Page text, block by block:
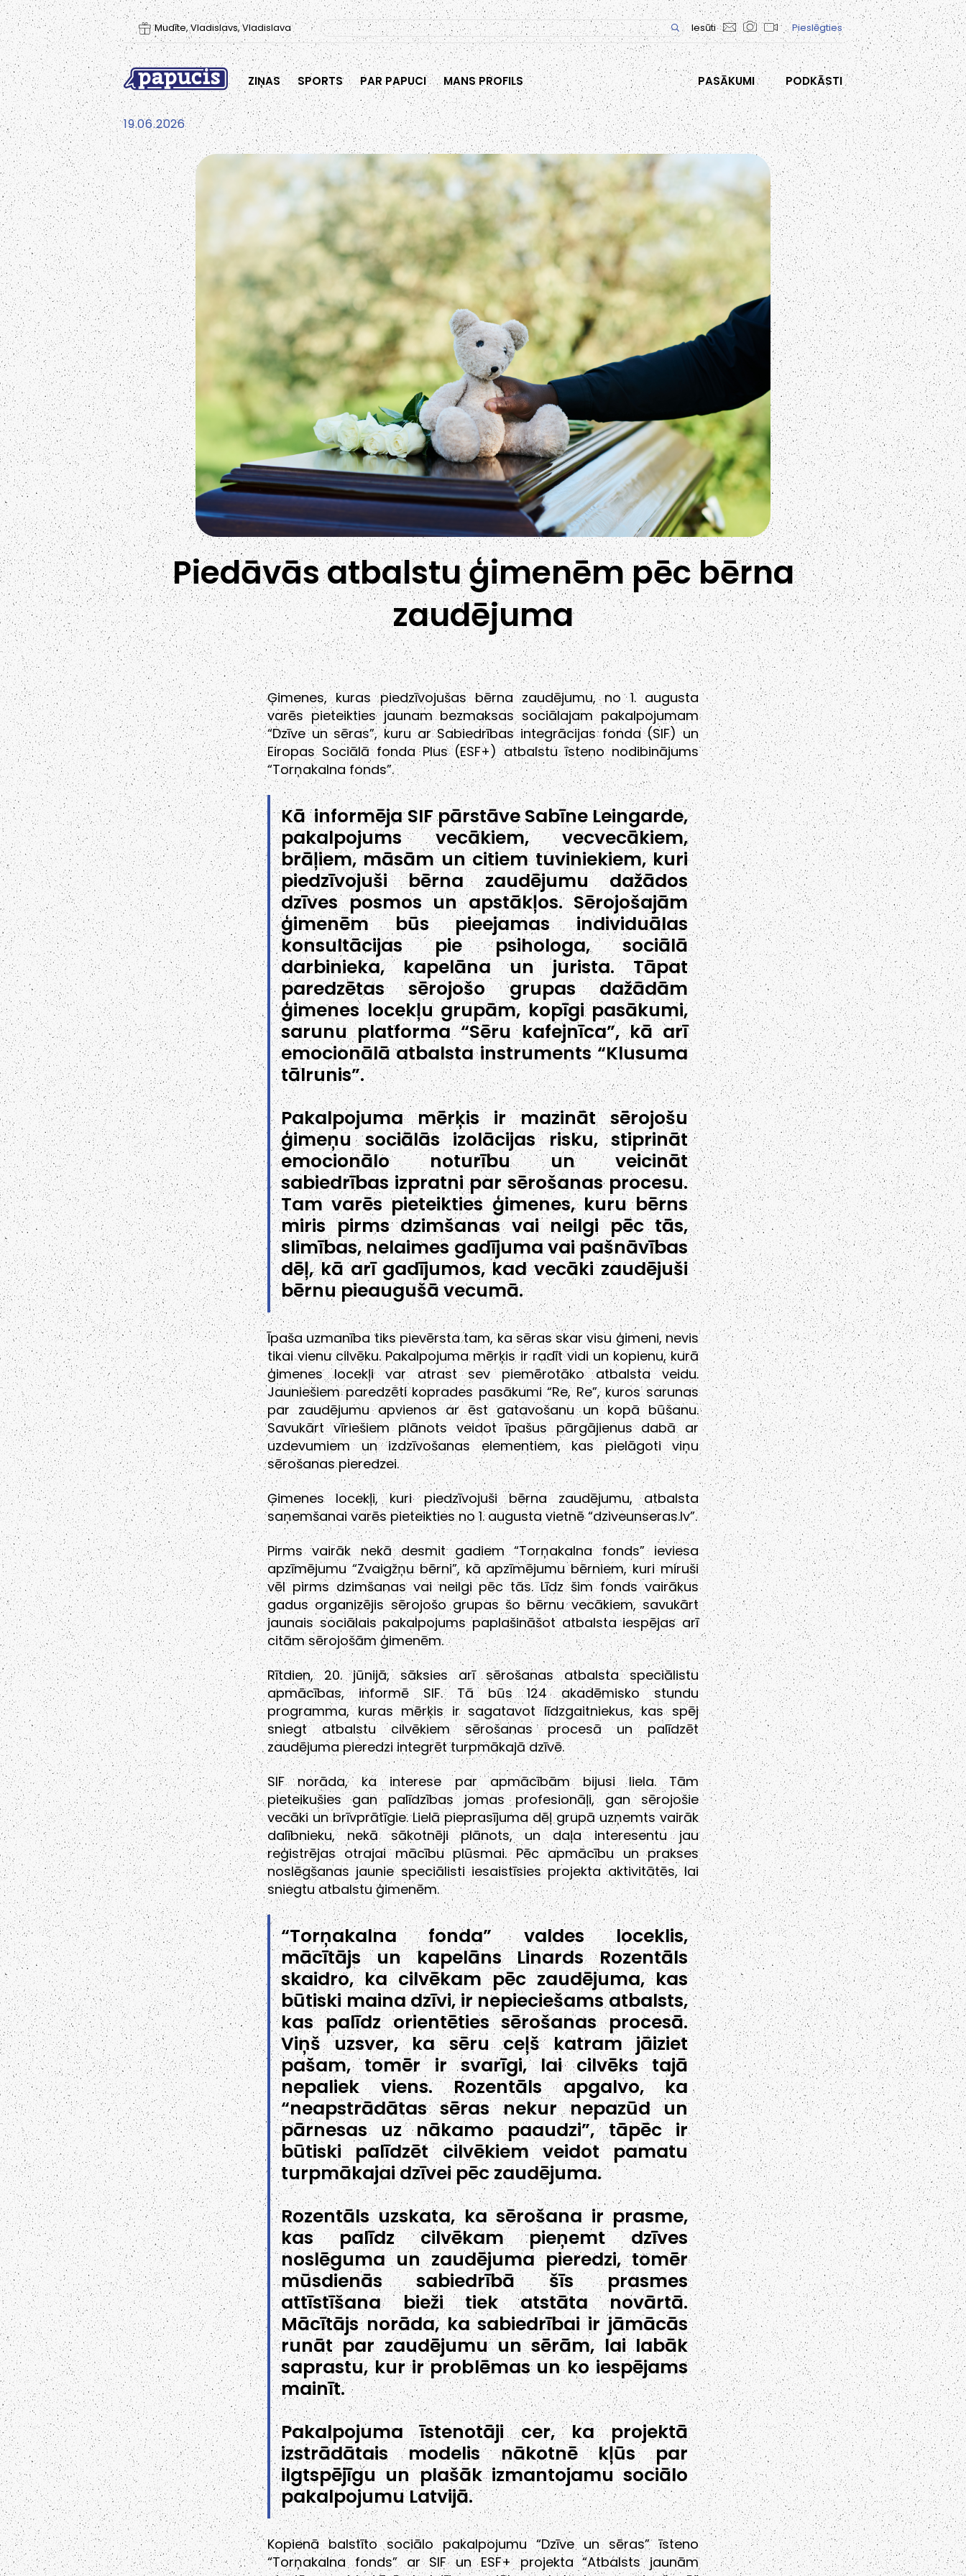
Mudīte, Vladislavs, Vladislava Iesūti Pieslēgties
ZIŅAS SPORTS PAR PAPUCI MANS PROFILS PASĀKUMI PODKĀSTI
19.06.2026
Piedāvās atbalstu ģimenēm pēc bērna
zaudējuma
Ģimenes, kuras piedzīvojušas bērna zaudējumu, no 1. augusta
varēs pieteikties jaunam bezmaksas sociālajam pakalpojumam
“Dzīve un sēras”, kuru ar Sabiedrības integrācijas fonda (SIF) un
Eiropas Sociālā fonda Plus (ESF+) atbalstu īsteno nodibinājums
“Torņakalna fonds”.
Kā informēja SIF pārstāve Sabīne Leingarde,
pakalpojums vecākiem, vecvecākiem,
brāļiem, māsām un citiem tuviniekiem, kuri
piedzīvojuši bērna zaudējumu dažādos
dzīves posmos un apstākļos. Sērojošajām
ģimenēm būs pieejamas individuālas
konsultācijas pie psihologa, sociālā
darbinieka, kapelāna un jurista. Tāpat
paredzētas sērojošo grupas dažādām
ģimenes locekļu grupām, kopīgi pasākumi,
sarunu platforma “Sēru kafejnīca”, kā arī
emocionālā atbalsta instruments “Klusuma
tālrunis”.
Pakalpojuma mērķis ir mazināt sērojošu
ģimeņu sociālās izolācijas risku, stiprināt
emocionālo noturību un veicināt
sabiedrības izpratni par sērošanas procesu.
Tam varēs pieteikties ģimenes, kuru bērns
miris pirms dzimšanas vai neilgi pēc tās,
slimības, nelaimes gadījuma vai pašnāvības
dēļ, kā arī gadījumos, kad vecāki zaudējuši
bērnu pieaugušā vecumā.
Īpaša uzmanība tiks pievērsta tam, ka sēras skar visu ģimeni, nevis
tikai vienu cilvēku. Pakalpojuma mērķis ir radīt vidi un kopienu, kurā
ģimenes locekļi var atrast sev piemērotāko atbalsta veidu.
Jauniešiem paredzēti koprades pasākumi “Re, Re”, kuros sarunas
par zaudējumu apvienos ar ēst gatavošanu un kopā būšanu.
Savukārt vīriešiem plānots veidot īpašus pārgājienus dabā ar
uzdevumiem un izdzīvošanas elementiem, kas pielāgoti viņu
sērošanas pieredzei.
Ģimenes locekļi, kuri piedzīvojuši bērna zaudējumu, atbalsta
saņemšanai varēs pieteikties no 1. augusta vietnē “dziveunseras.lv”.
Pirms vairāk nekā desmit gadiem “Torņakalna fonds” ieviesa
apzīmējumu “Zvaigžņu bērni”, kā apzīmējumu bērniem, kuri miruši
vēl pirms dzimšanas vai neilgi pēc tās. Līdz šim fonds vairākus
gadus organizējis sērojošo grupas šo bērnu vecākiem, savukārt
jaunais sociālais pakalpojums paplašināšot atbalsta iespējas arī
citām sērojošām ģimenēm.
Rītdien, 20. jūnijā, sāksies arī sērošanas atbalsta speciālistu
apmācības, informē SIF. Tā būs 124 akadēmisko stundu
programma, kuras mērķis ir sagatavot līdzgaitniekus, kas spēj
sniegt atbalstu cilvēkiem sērošanas procesā un palīdzēt
zaudējuma pieredzi integrēt turpmākajā dzīvē.
SIF norāda, ka interese par apmācībām bijusi liela. Tām
pieteikušies gan palīdzības jomas profesionāļi, gan sērojošie
vecāki un brīvprātīgie. Lielā pieprasījuma dēļ grupā uzņemts vairāk
dalībnieku, nekā sākotnēji plānots, un daļa interesentu jau
reģistrējas otrajai mācību plūsmai. Pēc apmācību un prakses
noslēgšanas jaunie speciālisti iesaistīsies projekta aktivitātēs, lai
sniegtu atbalstu ģimenēm.
“Torņakalna fonda” valdes loceklis,
mācītājs un kapelāns Linards Rozentāls
skaidro, ka cilvēkam pēc zaudējuma, kas
būtiski maina dzīvi, ir nepieciešams atbalsts,
kas palīdz orientēties sērošanas procesā.
Viņš uzsver, ka sēru ceļš katram jāiziet
pašam, tomēr ir svarīgi, lai cilvēks tajā
nepaliek viens. Rozentāls apgalvo, ka
“neapstrādātas sēras nekur nepazūd un
pārnesas uz nākamo paaudzi”, tāpēc ir
būtiski palīdzēt cilvēkiem veidot pamatu
turpmākajai dzīvei pēc zaudējuma.
Rozentāls uzskata, ka sērošana ir prasme,
kas palīdz cilvēkam pieņemt dzīves
noslēguma un zaudējuma pieredzi, tomēr
mūsdienās sabiedrībā šīs prasmes
attīstīšana bieži tiek atstāta novārtā.
Mācītājs norāda, ka sabiedrībai ir jāmācās
runāt par zaudējumu un sērām, lai labāk
saprastu, kur ir problēmas un ko iespējams
mainīt.
Pakalpojuma īstenotāji cer, ka projektā
izstrādātais modelis nākotnē kļūs par
ilgtspējīgu un plašāk izmantojamu sociālo
pakalpojumu Latvijā.
Kopienā balstīto sociālo pakalpojumu “Dzīve un sēras” īsteno
“Torņakalna fonds” ar SIF un ESF+ projekta “Atbalsts jaunām